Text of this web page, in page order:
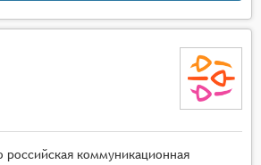
российская коммуникационная